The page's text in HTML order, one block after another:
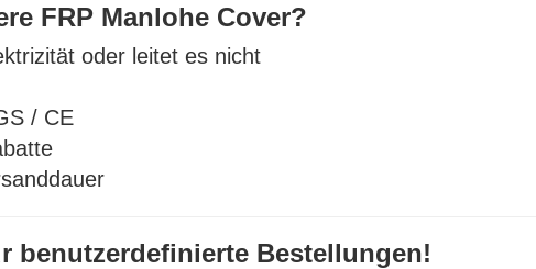
FRP Manlohe Cover?
oder leitet es nicht
/ CE
benutzerdefinierte Bestellungen!